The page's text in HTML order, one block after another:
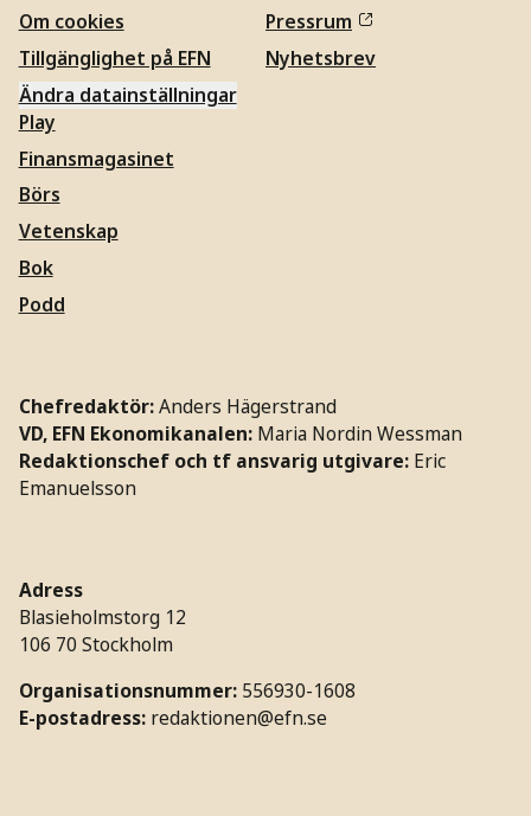
Om cookies
Tillgänglighet på EFN
Ändra datainställningar
Pressrum
Nyhetsbrev
Play
Finansmagasinet
Börs
Vetenskap
Bok
Podd
Chefredaktör:Anders Hägerstrand
VD, EFN Ekonomikanalen: Maria Nordin Wessman
Redaktionschef och tf ansvarig utgivare: Eric
Emanuelsson
Adress
Blasieholmstorg 12
106 70 Stockholm
Organisationsnummer: 556930-1608
E-postadress: redaktionen@efn.se